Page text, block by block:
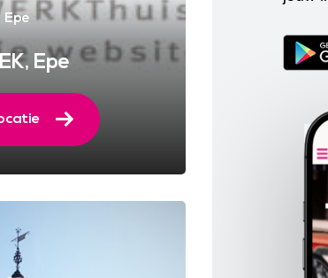
Epe
Epe